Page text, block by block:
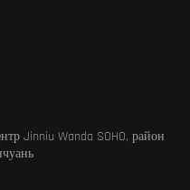
Jinniu Wanda SOHO, район